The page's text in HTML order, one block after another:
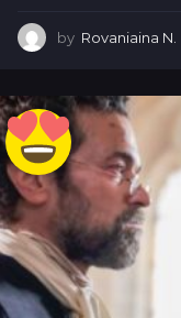
by Rovaniaina N.